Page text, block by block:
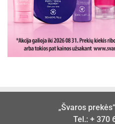
„Švaros
Tel.: + 370